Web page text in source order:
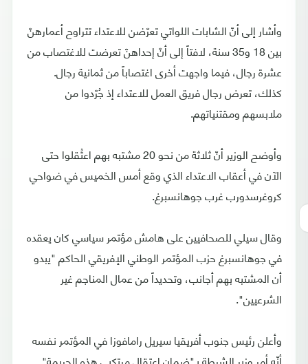
وأشار إلى أنّ الشابات اللواتي تعرّضن للاعتداء تتراوح أعمارهنّ
بين 18 و35 سنة، لافتاً إلى أنّ إحداهنّ تعرضت للاغتصاب من
عشرة رجال، فيما واجهت أخرى اغتصاباً من ثمانية رجال.
كذلك، تعرض رجال فريق العمل للاعتداء إذ جُرّدوا من
ملابسهم ومقتنياتهم.
وأوضح الوزير أنّ ثلاثة من نحو 20 مشتبه بهم اعتُقلوا حتى
الآن في أعقاب الاعتداء الذي وقع أمس الخميس في ضواحي
كروغرسدورب غرب جوهانسبرغ.
وقال سيلي للصحافيين على هامش مؤتمر سياسي كان يعقده
في جوهانسبرغ حزب المؤتمر الوطني الإفريقي الحاكم "يبدو
أن المشتبه بهم أجانب، وتحديداً من عمال المناجم غير
الشرعيين".
وأعلن رئيس جنوب أفريقيا سيريل رامافوزا في المؤتمر نفسه